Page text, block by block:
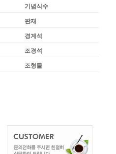
기념식수
판재
경계석
조경석
조형물